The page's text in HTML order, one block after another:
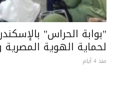
"بوابة الحراس"
لحماية الهوية المصرية
منذ 4 أيام